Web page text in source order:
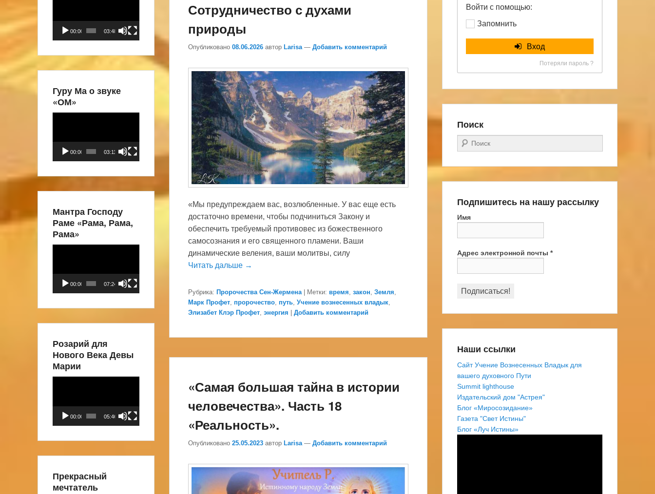
Сотрудничество с духами
природы
Опубликовано 08.06.2026 автор Larisa — Добавить комментарий
«Мы предупреждаем вас, возлюбленные. У вас еще есть
достаточно времени, чтобы подчиниться Закону и
обеспечить требуемый противовес из божественного
самосознания и его священного пламени. Ваши
динамические веления, ваши молитвы, силу
Читать дальше →
Рубрика: Пророчества Сен-Жермена Метки: время, закон, Земля,
Марк Профет, пророчество, путь, Учение вознесенных владык,
Элизабет Клэр Профет, энергия Добавить комментарий
«Самая большая тайна в истории
человечества». Часть 18
«Реальность».
Опубликовано 25.05.2023 автор Larisa — Добавить комментарий
Войти с помощью:
Запомнить
Вход
Потеряли пароль ?
Поиск
Поиск
Подпишитесь на нашу рассылку
Имя
Адрес электронной почты *
Наши ссылки
Сайт Учение Вознесенных Владык для
вашего духовного Пути
Summit lighthouse
Издательский дом "Астрея"
Блог «Миросозидание»
Газета "Свет Истины"
Блог «Луч Истины»
00:00 03:48
Гуру Ма о звуке
«ОМ»
00:00 03:11
Мантра Господу
Раме «Рама, Рама,
Рама»
00:00 07:24
Розарий для
Нового Века Девы
Марии
00:00 05:46
Прекрасный
мечтатель